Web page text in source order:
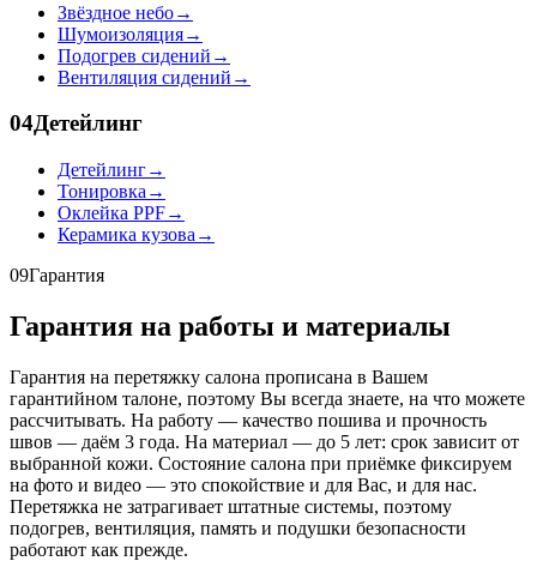
Звёздное небо→
Шумоизоляция→
Подогрев сидений →
Вентиляция сидений →
04Детейлинг
Детейлинг→
Тонировка →
Оклейка PPF→
Керамика кузова →
09Гарантия
Гарантия на работы и материалы
Гарантия на перетяжку салона прописана в Вашем
гарантийном талоне, поэтому Вы всегда знаете, на что можете
рассчитывать. На работу — качество пошива и прочность
швов — даём 3 года. На материал — до 5 лет: срок зависит от
выбранной кожи. Состояние салона при приёмке фиксируем
на фото и видео — это спокойствие и для Вас, и для нас.
Перетяжка не затрагивает штатные системы, поэтому
подогрев, вентиляция, память и подушки безопасности
работают как прежде.